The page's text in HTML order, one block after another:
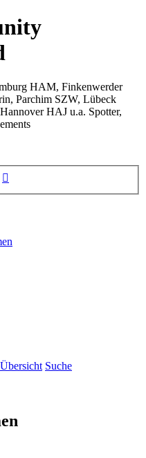
HAM, Finkenwerder
Parchim SZW, Lübeck
HAJ u.a. Spotter,
Suche